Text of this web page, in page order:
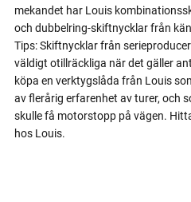
mekandet har Louis
och dubbelring-skiftnycklar från
Tips: Skiftnycklar från
väldigt otillräckliga när det gäller
köpa en verktygslåda från Louis
av flerårig erfarenhet av turer, och
skulle få motorstopp på vägen.
hos Louis.